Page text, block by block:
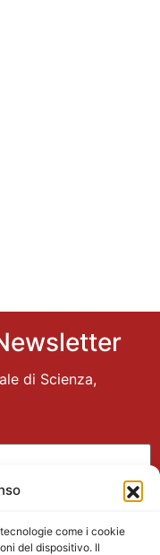
come i cookie
del dispositivo. Il
di Scienza,